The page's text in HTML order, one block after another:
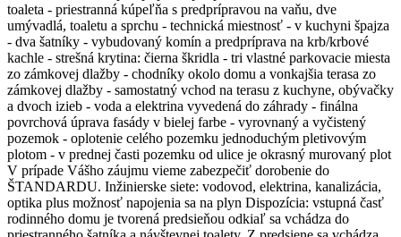
toaleta - priestranná kúpeľňa s predprípravou na vaňu, dve
umývadlá, toaletu a sprchu - technická miestnosť - v kuchyni špajza
- dva šatníky - vybudovaný komín a predpríprava na krb/krbové
kachle - strešná krytina: čierna škridla - tri vlastné parkovacie miesta
zo zámkovej dlažby - chodníky okolo domu a vonkajšia terasa zo
zámkovej dlažby - samostatný vchod na terasu z kuchyne, obývačky
a dvoch izieb - voda a elektrina vyvedená do záhrady - finálna
povrchová úprava fasády v bielej farbe - vyrovnaný a vyčistený
pozemok - oplotenie celého pozemku jednoduchým pletivovým
plotom - v prednej časti pozemku od ulice je okrasný murovaný plot
V prípade Vášho záujmu vieme zabezpečiť dorobenie do
ŠTANDARDU. Inžinierske siete: vodovod, elektrina, kanalizácia,
optika plus možnosť napojenia sa na plyn Dispozícia: vstupná časť
rodinného domu je tvorená predsieňou odkiaľ sa vchádza do